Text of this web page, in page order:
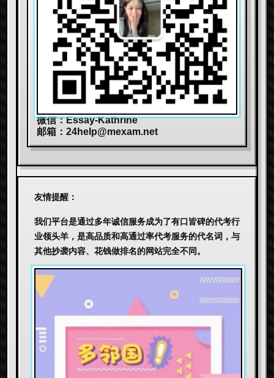
微信：Essay-Kathrine
邮箱： 24help@mexam.net
友情提醒：
我们平台是通过多年诚信服务成为了有口皆碑的代考行
业领头羊，是高品质和高通过率代考服务的代名词，与
其他抄袭内容、花钱做排名的网站完全不同。